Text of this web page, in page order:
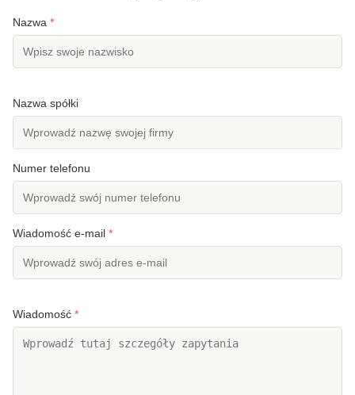
Nazwa *
Nazwa spółki
Numer telefonu
Wiadomość e-mail *
Wiadomość *